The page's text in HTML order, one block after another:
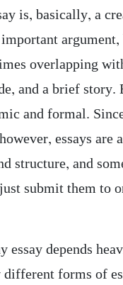
is, basically, a
overlapping
and a brief
and formal.
essays are
structure, and
submit them to
essay depends
forms of